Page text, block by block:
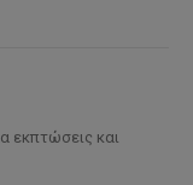
εκπτώσεις και